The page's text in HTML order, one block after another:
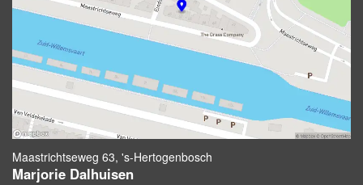
Maastrichtseweg 63, 's-Hertogenbosch
Marjorie Dalhuisen